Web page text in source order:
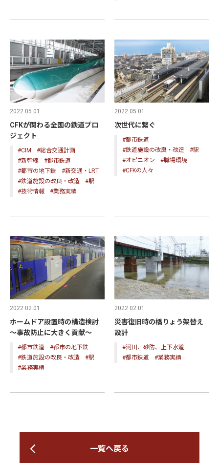
2022.05.01
CFKが関わる全国の鉄道プロ
ジェクト
#CIM
#総合交通計画
#新幹線
#都市鉄道
#都市の地下鉄
#新交通・LRT
#鉄道施設の改良・改造
#駅
#技術情報
#業務実績
2022.05.01
次世代に繋ぐ
#都市鉄道
#鉄道施設の改良・改造
#駅
#オピニオン
#職場環境
#CFKの人々
2022.02.01
ホームドア設置時の構造検討
～事故防止に大きく貢献～
#都市鉄道
#都市の地下鉄
#鉄道施設の改良・改造
#駅
#業務実績
2022.02.01
災害復旧時の橋りょう架替え
設計
#河川、砂防、上下水道
#都市鉄道
#業務実績
一覧へ戻る